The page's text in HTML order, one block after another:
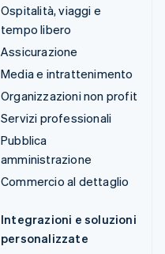
Ospitalità, viaggi e
tempo libero
Assicurazione
Media e intrattenimento
Organizzazioni non profit
Servizi professionali
Pubblica
amministrazione
Commercio al dettaglio
Integrazioni e soluzioni
personalizzate